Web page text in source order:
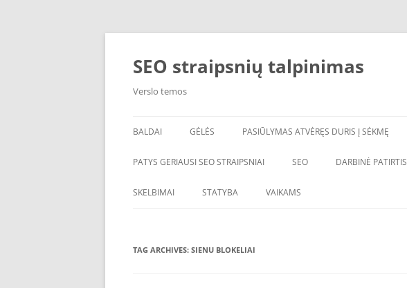
Skip
SEO straipsnių talpinimas
Verslo temos
BALDAI GĖLĖS PASIŪLYMAS ATVĖRĘS DURIS Į SĖKMĘ
PATYS GERIAUSI SEO STRAIPSNIAI SEO DARBINĖ PATIRTIS
SKELBIMAI STATYBA VAIKAMS
TAG ARCHIVES: SIENU BLOKELIAI